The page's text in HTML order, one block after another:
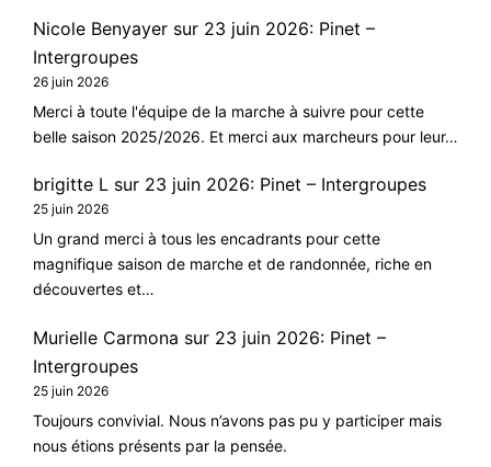
Nicole Benyayer sur 23 juin 2026: Pinet –
Intergroupes
26 juin 2026
Merci à toute l'équipe de la marche à suivre pour cette
belle saison 2025/2026. Et merci aux marcheurs pour leur…
brigitte L sur 23 juin 2026: Pinet – Intergroupes
25 juin 2026
Un grand merci à tous les encadrants pour cette
magnifique saison de marche et de randonnée, riche en
découvertes et…
Murielle Carmona sur 23 juin 2026: Pinet –
Intergroupes
25 juin 2026
Toujours convivial. Nous n’avons pas pu y participer mais
nous étions présents par la pensée.